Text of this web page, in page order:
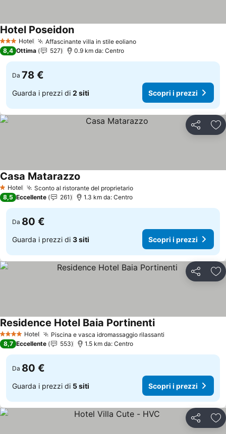
3 StelleHotel Affascinante villa in stile eolianoScopri i prezzi
Hotel PoseidonScopri i prezzi
8,4 Ottima 527 0.9 km da: Centro
Da 78 €
Guarda i prezzi di 2 siti Scopri i prezzi
Condividi
1 Stelle
Hotel Sconto al ristorante del proprietarioScopri i prezzi
Casa Matarazzo
8,5 Eccellente 261 1.3 km da: Centro
Da 80 €
Guarda i prezzi di 3 siti Scopri i prezzi
Condividi
4 Stelle Hotel Piscina e vasca idromassaggio rilassanti
Residence Hotel Baia PortinentiScopri i prezzi
8,7 Eccellente 553 1.5 km da: Centro
Da 80 €
Guarda i prezzi di 5 siti Scopri i prezzi
Condividi